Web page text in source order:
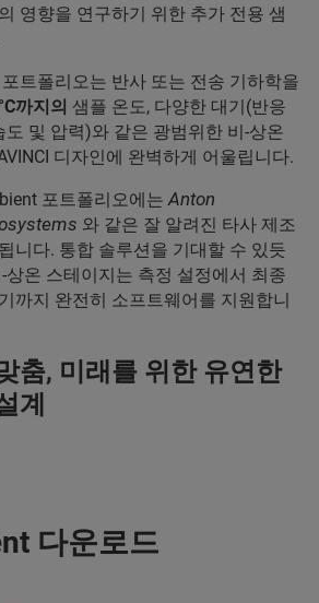
영향을 연구하기 위한 추가 전용 샘
트폴리오는 반사 또는 전송 기하학을
까지의 샘플 온도, 다양한 대기(반응
및 압력)와 같은 광범위한 비-상온
디자인에 완벽하게 어울립니다.
포트폴리오에는Anton
와 같은 잘 알려진 타사 제조
니다. 통합 솔루션을 기대할 수 있듯
상온 스테이지는 측정 설정에서 최종
까지 완전히 소프트웨어를 지원합니
춤, 미래를 위한 유연한
계
다운로드